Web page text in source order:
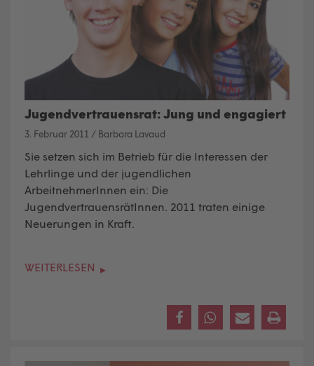
Jugendvertrauensrat: Jung und engagiert
3. Februar 2011 / Barbara Lavaud
Sie setzen sich im Betrieb für die Interessen der
Lehrlinge und der jugendlichen
ArbeitnehmerInnen ein: Die
JugendvertrauensrätInnen. 2011 traten einige
Neuerungen in Kraft.
WEITERLESEN